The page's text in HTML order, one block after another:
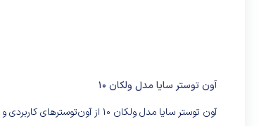
آون توستر سایا مدل ولکان ۱۰
آون توستر سایا مدل ولکان ۱۰